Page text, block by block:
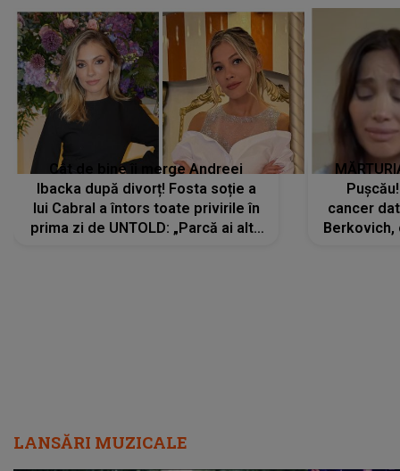
Cât de bine îi merge Andreei
Ibacka după divorț! Fosta soție a
lui Cabral a întors toate privirile în
prima zi de UNTOLD: „Parcă ai altă
cancer
Berkovich,
LANSĂRI MUZICALE